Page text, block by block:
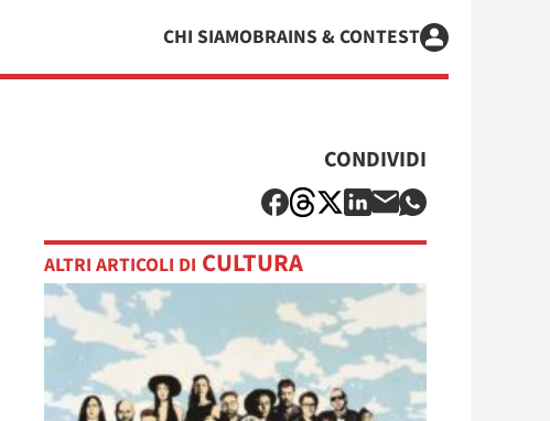
CHI SIAMOBRAINS & CONTEST
CONDIVIDI
ALTRI ARTICOLI DI CULTURA